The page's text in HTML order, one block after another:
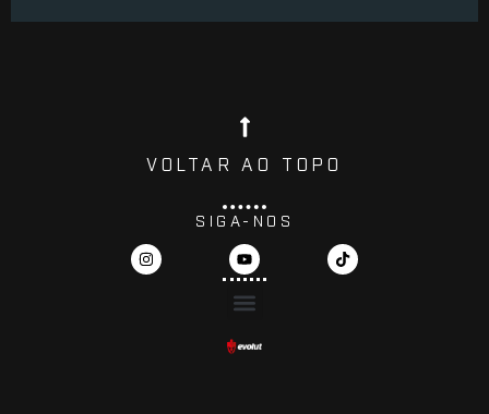
VOLTAR AO TOPO
SIGA-NOS